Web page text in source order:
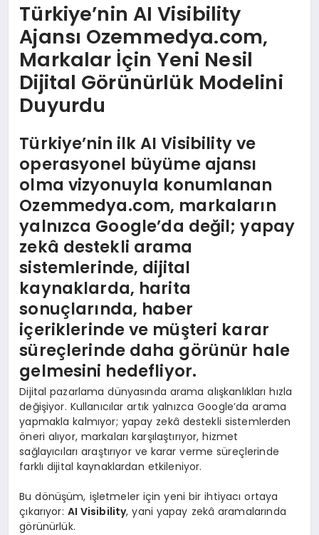
Türkiye’nin AI Visibility
Ajansı Ozemmedya.com,
Markalar İçin Yeni Nesil
Dijital Görünürlük Modelini
Duyurdu
Türkiye’nin ilk AI Visibility ve
operasyonel büyüme ajansı
olma vizyonuyla konumlanan
Ozemmedya.com, markaların
yalnızca Google’da değil; yapay
zekâ destekli arama
sistemlerinde, dijital
kaynaklarda, harita
sonuçlarında, haber
içeriklerinde ve müşteri karar
süreçlerinde daha görünür hale
gelmesini hedefliyor.
Dijital pazarlama dünyasında arama alışkanlıkları hızla
değişiyor. Kullanıcılar artık yalnızca Google’da arama
yapmakla kalmıyor; yapay zekâ destekli sistemlerden
öneri alıyor, markaları karşılaştırıyor, hizmet
sağlayıcıları araştırıyor ve karar verme süreçlerinde
farklı dijital kaynaklardan etkileniyor.
Bu dönüşüm, işletmeler için yeni bir ihtiyacı ortaya
çıkarıyor: AI Visibility, yani yapay zekâ aramalarında
görünürlük.